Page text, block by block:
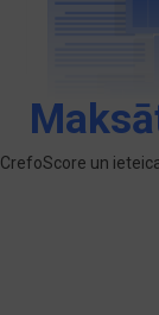
CrefoScore un